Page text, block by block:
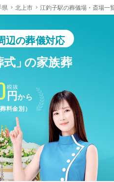
県 北上市 江釣子駅の葬儀場・斎場一
辺の葬儀対応
式」の家族葬
税抜
円から
料金別）